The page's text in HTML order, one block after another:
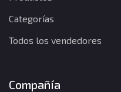
Categorías
Todos los vendedores
Compañía